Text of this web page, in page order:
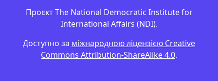
Проєкт The National Democratic Institute for
International Affairs (NDI).
Доступно за міжнародною ліцензією Creative
Commons Attribution-ShareAlike 4.0.